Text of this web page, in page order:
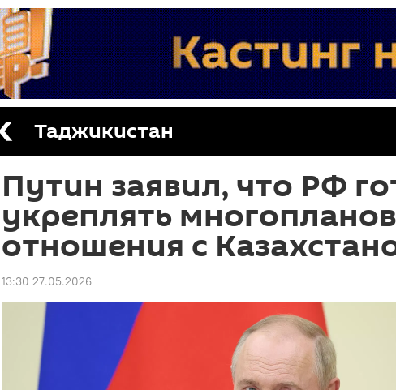
Таджикистан
Путин заявил, что РФ
укреплять
отношения с
13:30 27.05.2026